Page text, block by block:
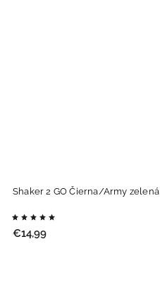
Shaker 2 GO Čierna/Army zelená
€14,99